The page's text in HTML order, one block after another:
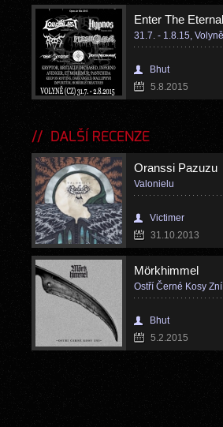
Bhut
5.8.2015
DALŠÍ RECENZE
Oranssi Pazuzu
Valonielu
Victimer
31.10.2013
Mörkhimmel
Ostří Černé Kosy Zní
Bhut
5.2.2015